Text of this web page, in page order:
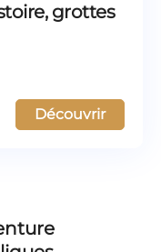
grottes
Découvrir